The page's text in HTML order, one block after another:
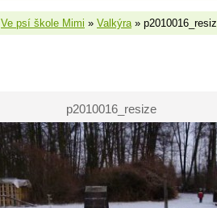
Ve psí škole Mimi » Valkýra»
p2010016_resize